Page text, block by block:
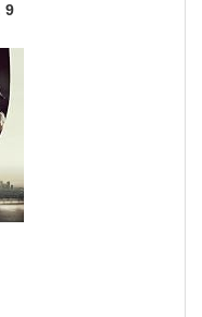
9